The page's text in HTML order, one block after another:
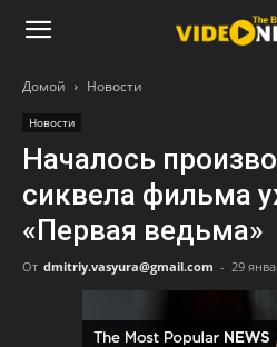
Домой Новости
Новости
Началось
сиквела фильма
«Первая ведьма»
От dmitriy.vasyura@gmail.com - 29